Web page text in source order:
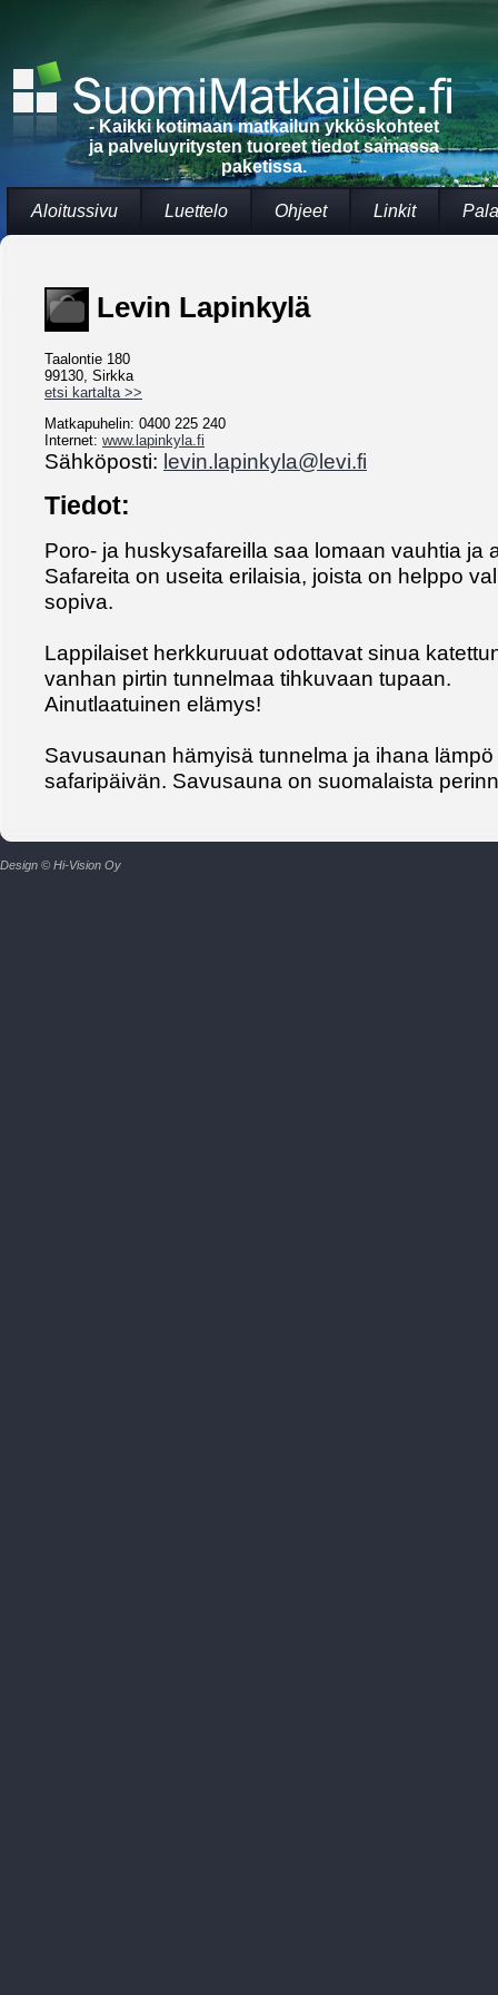
- Kaikki kotimaan matkailun ykköskohteet
ja palveluyritysten tuoreet tiedot samassa
paketissa.
Aloitussivu Luettelo Ohjeet Linkit
Levin Lapinkylä
Taalontie 180
99130, Sirkka
etsi kartalta >>
Matkapuhelin: 0400 225 240
Internet: www.lapinkyla.fi
Sähköposti: levin.lapinkyla@levi.fi
Tiedot:
Poro- ja huskysafareilla saa lomaan vauhtia ja
Safareita on useita erilaisia, joista on helppo
sopiva.
Lappilaiset herkkuruuat odottavat sinua
vanhan pirtin tunnelmaa tihkuvaan tupaan.
Ainutlaatuinen elämys!
Savusaunan hämyisä tunnelma ja ihana
safaripäivän. Savusauna on suomalaista
Design © Hi-Vision Oy